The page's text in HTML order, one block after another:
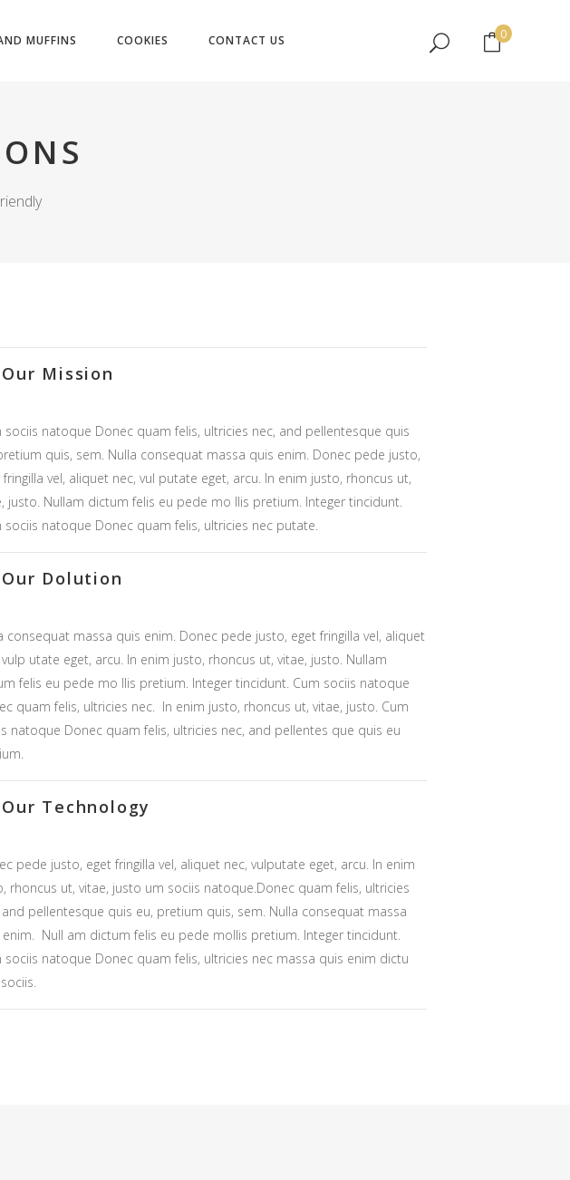
MUFFINS COOKIES CONTACT US 0
No products in the cart.
Our Mission
sociis natoque Donec quam felis, ultricies nec, and pellentesque quis
quis, sem. Nulla consequat massa quis enim. Donec pede justo,
fringilla vel, aliquet nec, vul putate eget, arcu. In enim justo, rhoncus ut,
justo. Nullam dictum felis eu pede mo llis pretium. Integer tincidunt.
sociis natoque Donec quam felis, ultricies nec putate.
Our Dolution
consequat massa quis enim. Donec pede justo, eget fringilla vel, aliquet
vulp utate eget, arcu. In enim justo, rhoncus ut, vitae, justo. Nullam
felis eu pede mo llis pretium. Integer tincidunt. Cum sociis natoque
quam felis, ultricies nec. In enim justo, rhoncus ut, vitae, justo. Cum
natoque Donec quam felis, ultricies nec, and pellentes que quis eu
Our Technology
pede justo, eget fringilla vel, aliquet nec, vulputate eget, arcu. In enim
rhoncus ut, vitae, justo um sociis natoque.Donec quam felis, ultricies
and pellentesque quis eu, pretium quis, sem. Nulla consequat massa
enim. Null am dictum felis eu pede mollis pretium. Integer tincidunt.
sociis natoque Donec quam felis, ultricies nec massa quis enim dictu